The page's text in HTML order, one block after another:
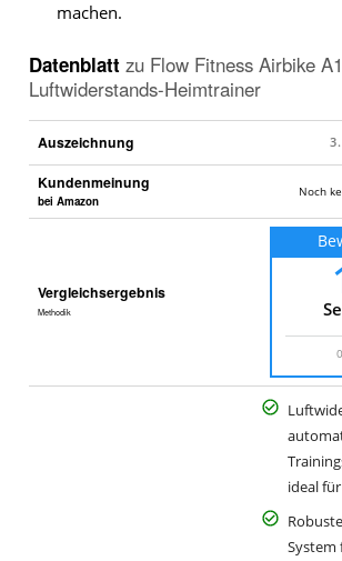
machen.
Datenblatt zu Flow Fitness Airbike
Luftwiderstands-Heimtrainer
Auszeichnung
Kundenmeinung
bei Amazon
Noch
Vergleichsergebnis
Methodik
ideal
System